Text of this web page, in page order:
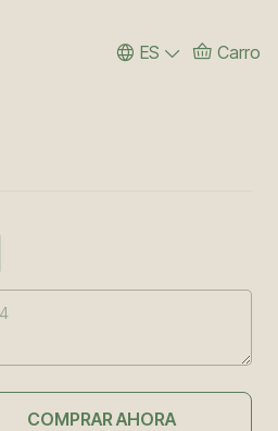
ES Carro
COMPRAR AHORA